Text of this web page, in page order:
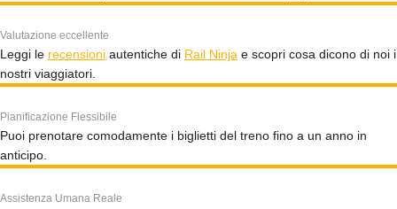
Valutazione eccellente
Leggi le recensioni autentiche di Rail Ninja e scopri cosa dicono di noi i
nostri viaggiatori.
Pianificazione Flessibile
Puoi prenotare comodamente i biglietti del treno fino a un anno in
anticipo.
Assistenza Umana Reale